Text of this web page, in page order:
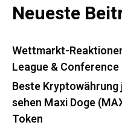
Neueste
Wettmarkt-
League &
Beste
sehen Maxi Doge
Token